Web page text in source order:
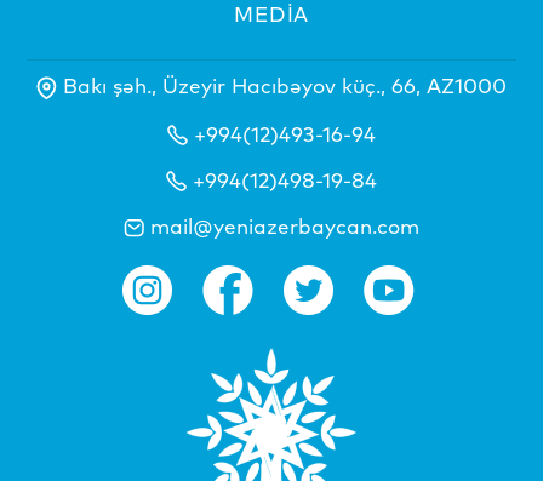
MEDİA
Bakı şəh., Üzeyir Hacıbəyov küç., 66, AZ1000
+994(12)493-16-94
+994(12)498-19-84
mail@yeniazerbaycan.com